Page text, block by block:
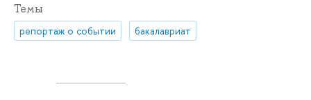
Темы
репортаж о событии бакалавриат